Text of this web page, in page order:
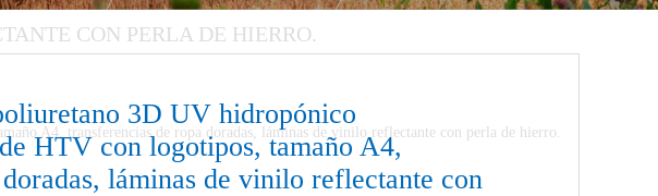
CON PERLA DE HIERRO.
A4, transferencias de ropa doradas, láminas de vinilo reflectante con perla de hierro.
3D UV hidropónico
HTV con logotipos, tamaño A4,
láminas de vinilo reflectante con